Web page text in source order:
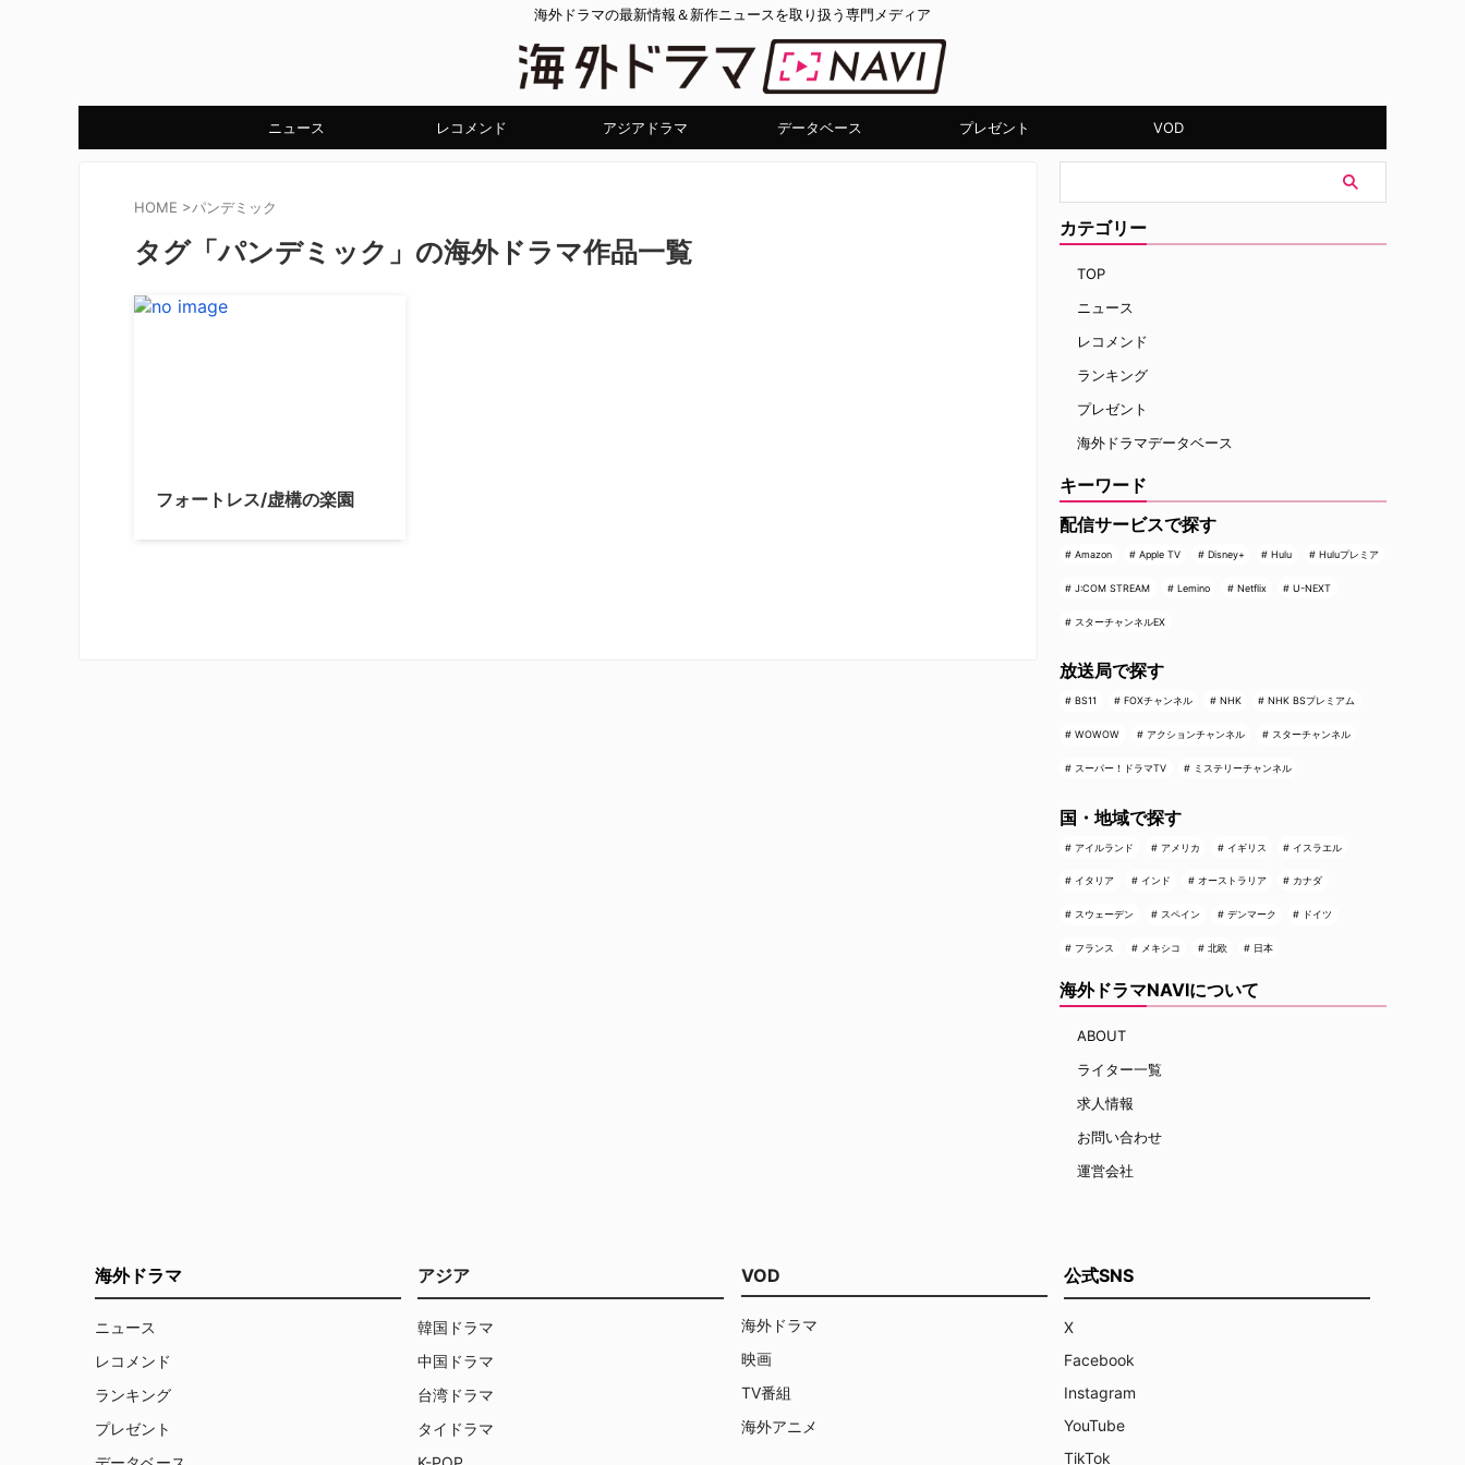
海外ドラマの最新情報＆新作ニュースを取り扱う専門メディア
ニュース レコメンド アジアドラマ データベース プレゼント VOD
HOME >パンデミック
タグ「パンデミック」の海外ドラマ作品一覧
フォートレス/虚構の楽園
カテゴリー
TOP
ニュース
レコメンド
ランキング
プレゼント
海外ドラマデータベース
キーワード
配信サービスで探す
Amazon Apple TV Disney+ Hulu Huluプレミア
J:COM STREAM Lemino Netflix U-NEXT
スターチャンネルEX
放送局で探す
BS11 FOXチャンネル NHK NHK BSプレミアム
WOWOW アクションチャンネル スターチャンネル
スーパー！ドラマTV ミステリーチャンネル
国・地域で探す
アイルランド アメリカ イギリス イスラエル
イタリア インド オーストラリア カナダ
スウェーデン スペイン デンマーク ドイツ
フランス メキシコ 北欧 日本
海外ドラマNAVIについて
ABOUT
ライター一覧
求人情報
お問い合わせ
運営会社
海外ドラマ
ニュース
レコメンド
ランキング
プレゼント
アジア
韓国ドラマ
中国ドラマ
台湾ドラマ
タイドラマ
VOD
海外ドラマ
映画
TV番組
海外アニメ
公式SNS
X
Facebook
Instagram
YouTube
TikTok